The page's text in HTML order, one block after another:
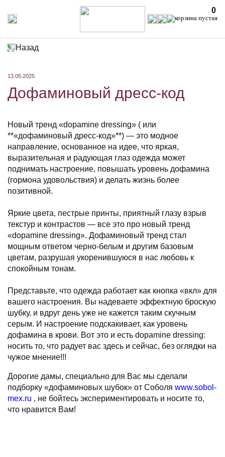
0
Назад
13.05.2025
Дофаминовый дресс-код
Новый тренд «dopamine dressing» ( или
**«дофаминовый дресс-код»**) — это модное
направление, основанное на идее, что яркая,
выразительная и радующая глаз одежда может
поднимать настроение, повышать уровень дофамина
(гормона удовольствия) и делать жизнь более
позитивной.
Яркие цвета, пестрые принты, приятный глазу взрыв
текстур и контрастов — все это про новый тренд
«dopamine dressing». Дофаминовый тренд стал
мощным ответом черно-белым и другим базовым
цветам, разрушая укоренившуюся в нас любовь к
спокойным тонам.
Представьте, что одежда работает как кнопка «вкл» для
вашего настроения. Вы надеваете эффектную броскую
шубку, и вдруг день уже не кажется таким скучным
серым. И настроение подскакивает, как уровень
дофамина в крови. Вот это и есть dopamine dressing:
носить то, что радует вас здесь и сейчас, без оглядки на
чужое мнение!!!
Дорогие дамы, специально для Вас мы сделали
подборку «дофаминовых шубок» от Соболя www.sobol-
mex.ru , не бойтесь экспериментировать и носите то,
что нравится Вам!